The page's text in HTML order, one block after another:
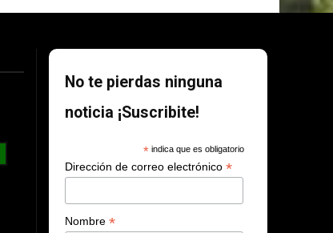
No te pierdas ninguna
noticia ¡Suscribite!
*indica que es obligatorio
Dirección de correo electrónico*
Nombre*